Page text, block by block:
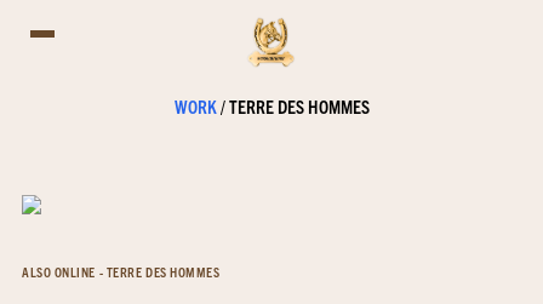
WORK/TERRE DES HOMMES
ALSO ONLINE - TERRE DES HOMMES